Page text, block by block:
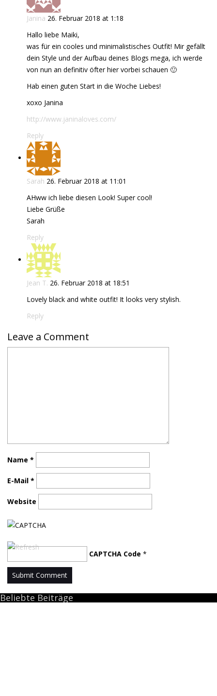
Janina 26. Februar 2018 at 1:18
Hallo liebe Maiki,
was für ein cooles und minimalistisches Outfit! Mir gefällt
dein Style und der Aufbau deines Blogs mega, ich werde
von nun an definitiv öfter hier vorbei schauen 🙂
Hab einen guten Start in die Woche Liebes!
xoxo Janina
http://www.janinaloves.com/
Reply
Sarah 26. Februar 2018 at 11:01
AHww ich liebe diesen Look! Super cool!
Liebe Grüße
Sarah
Reply
Jean T. 26. Februar 2018 at 18:51
Lovely black and white outfit! It looks very stylish.
Reply
Leave a Comment
Name *
E-Mail *
Website
CAPTCHA Code *
Beliebte Beiträge